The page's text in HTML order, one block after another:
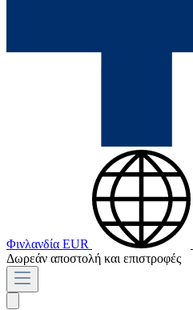
Φινλανδία EUR
Δωρεάν αποστολή και επιστροφές